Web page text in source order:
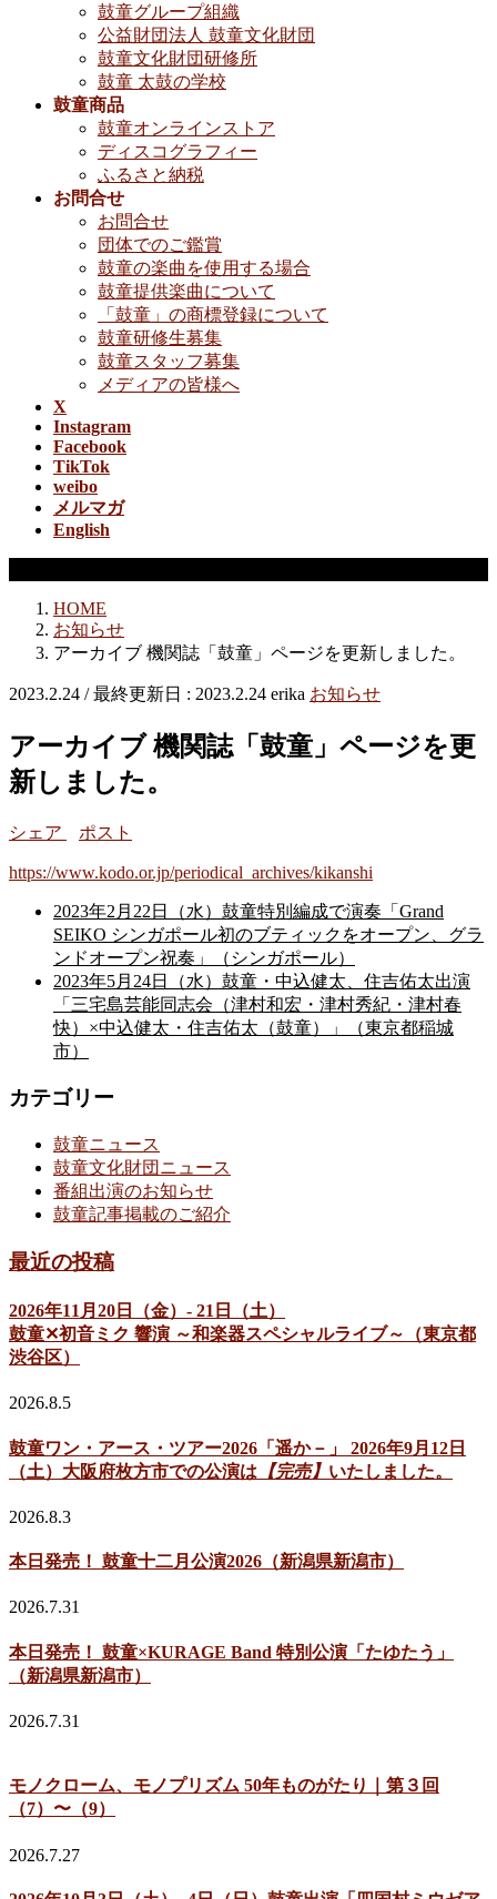
鼓童グループ組織
公益財団法人 鼓童文化財団
鼓童文化財団研修所
鼓童 太鼓の学校
鼓童商品
鼓童オンラインストア
ディスコグラフィー
ふるさと納税
お問合せ
お問合せ
団体でのご鑑賞
鼓童の楽曲を使用する場合
鼓童提供楽曲について
「鼓童」の商標登録について
鼓童研修生募集
鼓童スタッフ募集
メディアの皆様へ
X
Instagram
Facebook
TikTok
weibo
メルマガ
English
HOME
お知らせ
アーカイブ 機関誌「鼓童」ページを更新しました。
2023.2.24 / 最終更新日 : 2023.2.24 erika お知らせ
アーカイブ 機関誌「鼓童」ページを更
新しました。
シェア ポスト
https://www.kodo.or.jp/periodical_archives/kikanshi
2023年2月22日（水）鼓童特別編成で演奏「Grand
SEIKO シンガポール初のブティックをオープン、グラ
ンドオープン祝奏」（シンガポール）
2023年5月24日（水）鼓童・中込健太、住吉佑太出演
「三宅島芸能同志会（津村和宏・津村秀紀・津村春
快）×中込健太・住吉佑太（鼓童）」（東京都稲城
市）
カテゴリー
鼓童ニュース
鼓童文化財団ニュース
番組出演のお知らせ
鼓童記事掲載のご紹介
最近の投稿
2026年11月20日（金）- 21日（土）
鼓童✕初音ミク 響演 ～和楽器スペシャルライブ～（東京都
渋谷区）
2026.8.5
鼓童ワン・アース・ツアー2026「遥か－」 2026年9月12日
（土）大阪府枚方市での公演は 【完売】 いたしました。
2026.8.3
本日発売！ 鼓童十二月公演2026（新潟県新潟市）
2026.7.31
本日発売！ 鼓童×KURAGE Band 特別公演「たゆたう」
（新潟県新潟市）
2026.7.31
モノクローム、モノプリズム 50年ものがたり｜第３回
（7）〜（9）
2026.7.27